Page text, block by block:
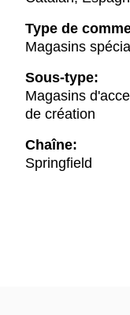
Type de
Magasins
Sous-type:
Magasins
de création
Chaîne:
Springfield